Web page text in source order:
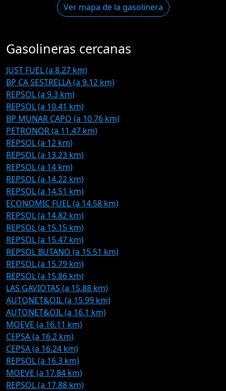
Ver mapa de la gasolinera
Gasolineras cercanas
JUST FUEL (a 8.27 km)
BP CA SESTRELLA (a 9.12 km)
REPSOL (a 9.3 km)
REPSOL (a 10.41 km)
BP MUNAR CAPO (a 10.76 km)
PETRONOR (a 11.47 km)
REPSOL (a 12 km)
REPSOL (a 13.23 km)
REPSOL (a 14 km)
REPSOL (a 14.22 km)
REPSOL (a 14.51 km)
ECONOMIC FUEL (a 14.58 km)
REPSOL (a 14.82 km)
REPSOL (a 15.15 km)
REPSOL (a 15.47 km)
REPSOL BUTANO (a 15.51 km)
REPSOL (a 15.79 km)
REPSOL (a 15.86 km)
LAS GAVIOTAS (a 15.88 km)
AUTONET&OIL (a 15.99 km)
AUTONET&OIL (a 16.1 km)
MOEVE (a 16.11 km)
CEPSA (a 16.2 km)
CEPSA (a 16.24 km)
REPSOL (a 16.3 km)
MOEVE (a 17.84 km)
REPSOL (a 17.88 km)